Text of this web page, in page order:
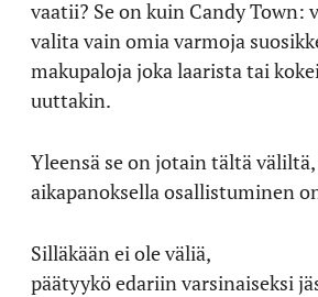
vaatii? Se on kuin Candy Town:
valita vain omia varmoja
makupaloja joka laarista tai
uuttakin.
Yleensä se on jotain tältä
aikapanoksella osallistuminen
Silläkään ei ole väliä,
päätyykö edariin varsinaiseksi